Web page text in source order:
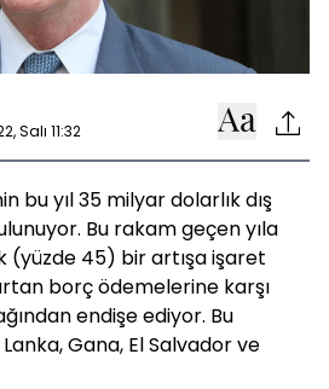
Salı 11:32
bu yıl 35 milyar dolarlık dış
Bu rakam geçen yıla
(yüzde 45) bir artışa işaret
borç ödemelerine karşı
endişe ediyor. Bu
Gana, El Salvador ve